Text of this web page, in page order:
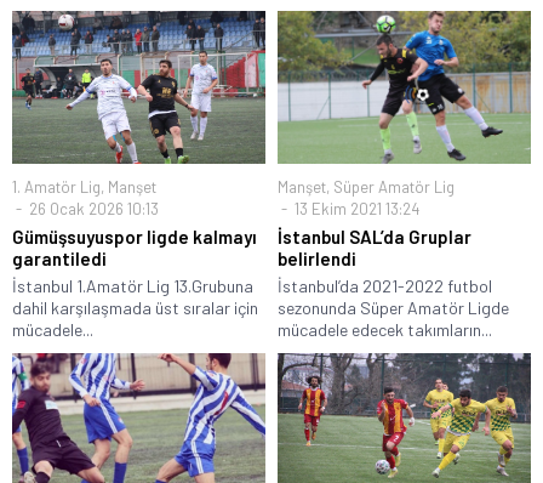
1. Amatör Lig, Manşet
26 Ocak 2026 10:13
Gümüşsuyuspor ligde kalmayı
garantiledi
İstanbul 1.Amatör Lig 13.Grubuna
dahil karşılaşmada üst sıralar için
mücadele...
Manşet, Süper Amatör Lig
13 Ekim 2021 13:24
İstanbul SAL’da Gruplar
belirlendi
İstanbul’da 2021-2022 futbol
sezonunda Süper Amatör Ligde
mücadele edecek takımların...